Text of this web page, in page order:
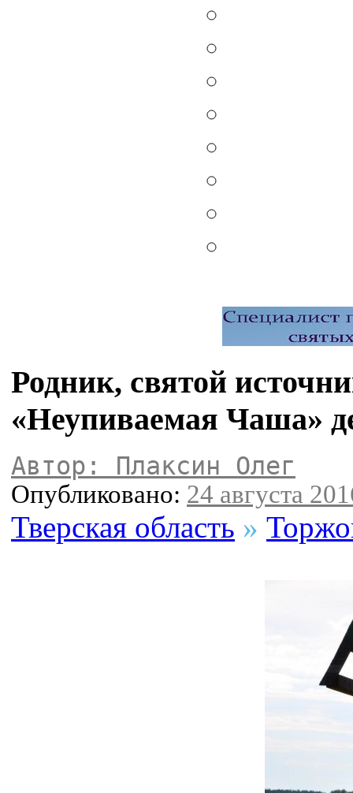
Родник, святой
«Неупиваемая Чаша»
Автор: Плаксин Олег
Опубликовано: 24 августа
Тверская область »